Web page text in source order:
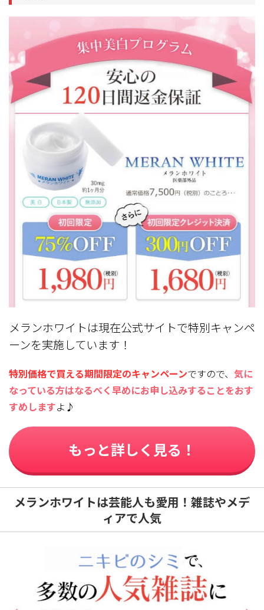
メランホワイトは現在公式サイトで特別キャンペ
ーンを実施しています！
特別価格で買える期間限定のキャンペーンですので、 気に
なっている方はなるべく早めにお申し込みすることをおす
すめしますよ♪
もっと詳しく見る！
メランホワイトは芸能人も愛用！雑誌やメデ
ィアで人気